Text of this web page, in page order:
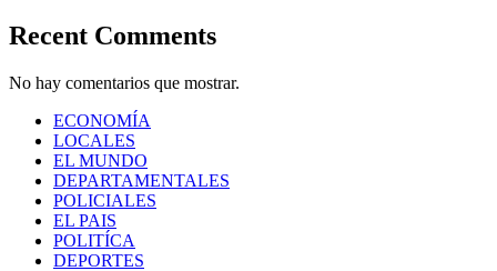
Recent Comments
No hay comentarios que mostrar.
ECONOMÍA
LOCALES
EL MUNDO
DEPARTAMENTALES
POLICIALES
EL PAIS
POLITÍCA
DEPORTES